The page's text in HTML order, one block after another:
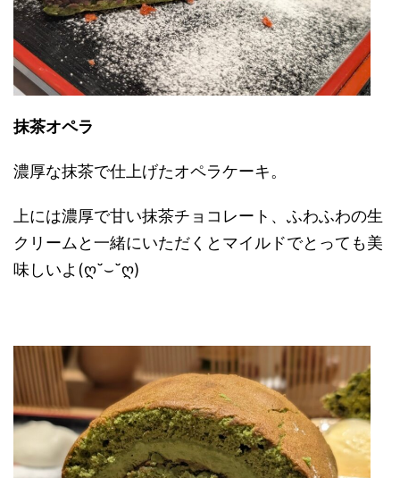
抹茶オペラ
濃厚な抹茶で仕上げたオペラケーキ。
上には濃厚で甘い抹茶チョコレート、ふわふわの生
クリームと一緒にいただくとマイルドでとっても美
味しいよ (ღ˘⌣˘ღ)